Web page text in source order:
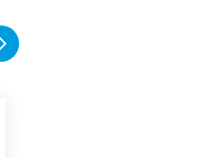
Hidroxiácidos